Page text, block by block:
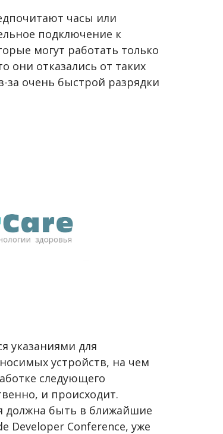
часы или
подключение к
могут работать только
они отказались от таких
за очень быстрой разрядки
указаниями для
устройств, на чем
следующего
и происходит.
должна быть в ближайшие
Developer Conference, уже